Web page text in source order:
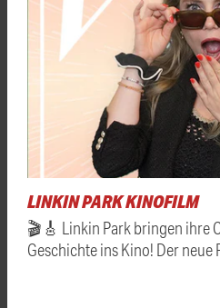
LINKIN PARK KINOFILM
🎬🎸 Linkin Park bringen ihre
Geschichte ins Kino! Der